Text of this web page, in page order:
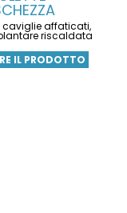
caviglie affaticati,
riscaldata
IL PRODOTTO